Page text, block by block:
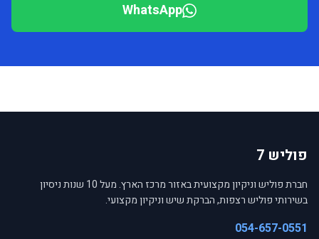
WhatsApp
פוליש 7
חברת פוליש וניקיון מקצועית באזור מרכז הארץ. מעל 10 שנות ניסיון
בשירותי פוליש רצפות, הברקת שיש וניקיון מקצועי.
054-657-0551